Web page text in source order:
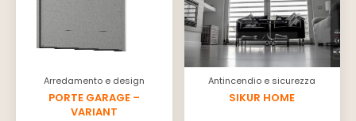
Arredamento e design
PORTE GARAGE –
VARIANT
Antincendio e sicurezza
SIKUR HOME